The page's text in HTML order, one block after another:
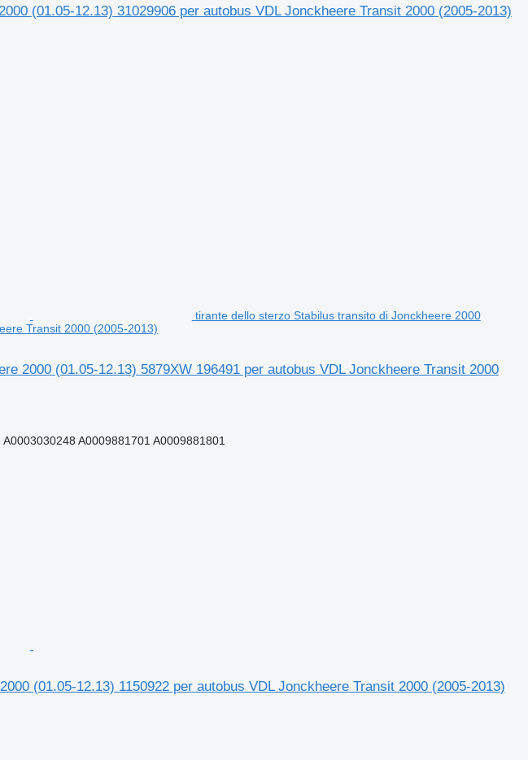
(01.05-12.13) 31029906 per autobus VDL Jonckheere Transit 2000 (2005-2013)
tirante dello sterzo Stabilus transito di Jonckheere 2000
Transit 2000 (2005-2013)
2000 (01.05-12.13) 5879XW 196491 per autobus VDL Jonckheere Transit 2000
A0009881701 A0009881801
(01.05-12.13) 1150922 per autobus VDL Jonckheere Transit 2000 (2005-2013)